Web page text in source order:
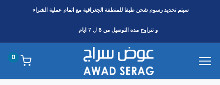
سيتم تحديد رسوم شحن طبقا للمنطقةالجغرافية مع اتمام عملية الشراء
و تتراوح مده التوصيل من 6 ل 7 ايام
0